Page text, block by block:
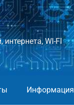
WI-FI
Информация